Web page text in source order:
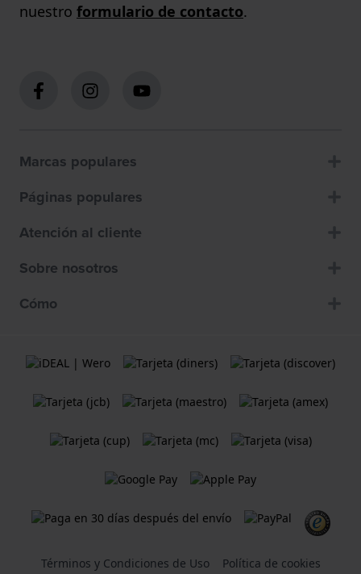
nuestro formulario de contacto.
Marcas populares
Páginas populares
Atención al cliente
Sobre nosotros
Cómo
Términos y Condiciones de Uso
Política de cookies